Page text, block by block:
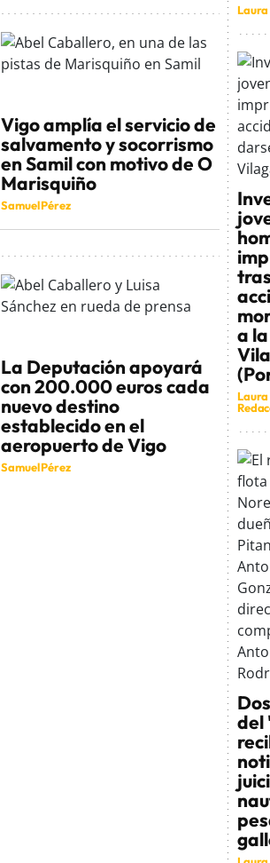
Vigo amplía el servicio de
salvamento y socorrismo
en Samil con motivo de O
Marisquiño
Samuel Pérez
La Deputación apoyará
con 200.000 euros cada
nuevo destino
establecido en el
aeropuerto de Vigo
Samuel Pérez
Laura
a
Laura
del